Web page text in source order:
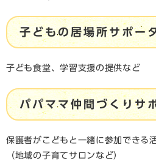
子どもの居場所サポー
子ども食堂、学習支援の提供など
パパママ仲間づくりサ
保護者がこどもと一緒に参加できる
（地域の子育てサロンなど）